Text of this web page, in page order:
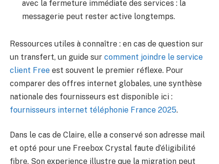
avec la fermeture immédiate des services : la
messagerie peut rester active longtemps.
Ressources utiles à connaître : en cas de question sur
un transfert, un guide sur comment joindre le service
client Free est souvent le premier réflexe. Pour
comparer des offres internet globales, une synthèse
nationale des fournisseurs est disponible ici :
fournisseurs internet téléphonie France 2025.
Dans le cas de Claire, elle a conservé son adresse mail
et opté pour une Freebox Crystal faute d’éligibilité
fibre. Son experience illustre que la migration peut